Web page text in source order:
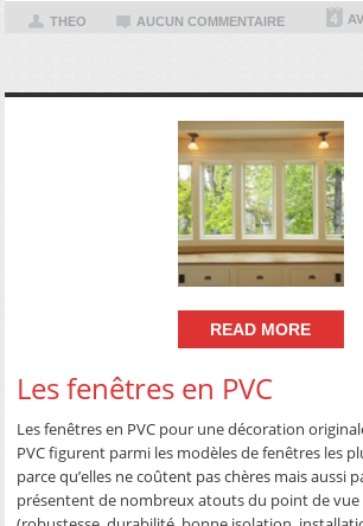
THEO AUCUN COMMENTAIRE
READ MORE
Les fenêtres en PVC
Les fenêtres en PVC pour une décoration
PVC figurent parmi les modèles de fenêtres les
parce qu’elles ne coûtent pas chères mais aussi
présentent de nombreux atouts du point de